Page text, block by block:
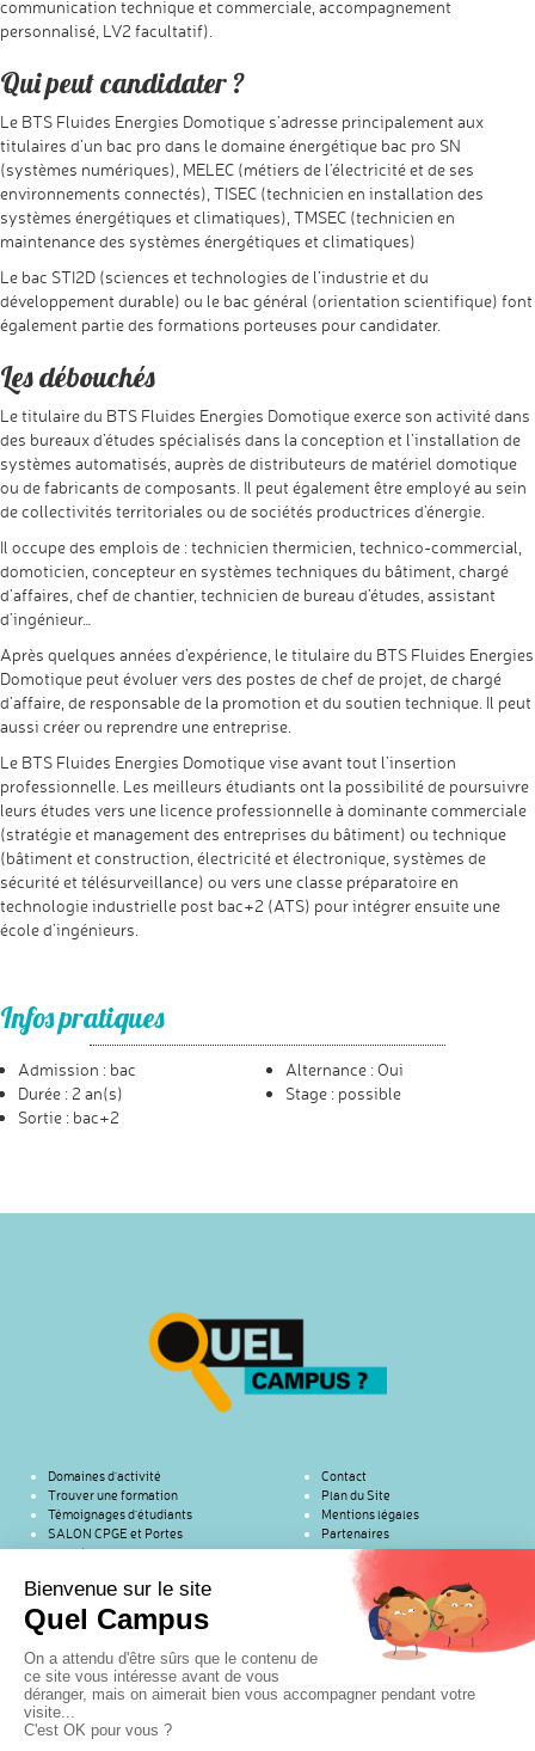
communication technique et commerciale, accompagnement
personnalisé, LV2 facultatif).
Qui peut candidater ?
Le BTS Fluides Energies Domotique s’adresse principalement aux
titulaires d’un bac pro dans le domaine énergétique bac pro SN
(systèmes numériques), MELEC (métiers de l’électricité et de ses
environnements connectés), TISEC (technicien en installation des
systèmes énergétiques et climatiques), TMSEC (technicien en
maintenance des systèmes énergétiques et climatiques)
Le bac STI2D (sciences et technologies de l’industrie et du
développement durable) ou le bac général (orientation scientifique) font
également partie des formations porteuses pour candidater.
Les débouchés
Le titulaire du BTS Fluides Energies Domotique exerce son activité dans
des bureaux d’études spécialisés dans la conception et l’installation de
systèmes automatisés, auprès de distributeurs de matériel domotique
ou de fabricants de composants. Il peut également être employé au sein
de collectivités territoriales ou de sociétés productrices d’énergie.
Il occupe des emplois de : technicien thermicien, technico-commercial,
domoticien, concepteur en systèmes techniques du bâtiment, chargé
d’affaires, chef de chantier, technicien de bureau d’études, assistant
d’ingénieur…
Après quelques années d’expérience, le titulaire du BTS Fluides Energies
Domotique peut évoluer vers des postes de chef de projet, de chargé
d’affaire, de responsable de la promotion et du soutien technique. Il peut
aussi créer ou reprendre une entreprise.
Le BTS Fluides Energies Domotique vise avant tout l’insertion
professionnelle. Les meilleurs étudiants ont la possibilité de poursuivre
leurs études vers une licence professionnelle à dominante commerciale
(stratégie et management des entreprises du bâtiment) ou technique
(bâtiment et construction, électricité et électronique, systèmes de
sécurité et télésurveillance) ou vers une classe préparatoire en
technologie industrielle post bac+2 (ATS) pour intégrer ensuite une
école d’ingénieurs.
Infos pratiques
Admission : bac
Durée : 2 an(s)
Sortie : bac+2
Alternance : Oui
Stage : possible
Domaines d’activité
Trouver une formation
Témoignages d’étudiants
SALON CPGE et Portes
ouvertes
Contact
Plan du Site
Mentions légales
Partenaires